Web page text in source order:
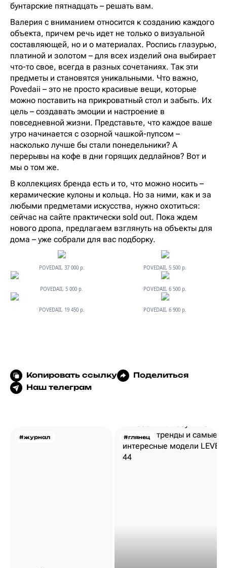
бунтарские пятнадцать – решать вам.
Валерия с вниманием относится к созданию каждого
объекта, причем речь идет не только о визуальной
составляющей, но и о материалах. Роспись глазурью,
платиной и золотом – для всех изделий она выбирает
что-то свое, всегда в разных сочетаниях. Так эти
предметы и становятся уникальными. Что важно,
Povedaii – это не просто красивые вещи, которые
можно поставить на прикроватный стол и забыть. Их
цель – создавать эмоции и настроение в
повседневной жизни. Представьте, что каждое ваше
утро начинается с озорной чашкой-пупсом –
насколько лучше бы стали понедельники? А
перерывы на кофе в дни горящих дедлайнов? Вот и
мы о том же.
В коллекциях бренда есть и то, что можно носить –
керамические кулоны и кольца. Но за ними, как и за
любыми предметами искусства, нужно охотиться:
сейчас на сайте практически sold out. Пока ждем
нового дропа, предлагаем взглянуть на объекты для
дома – уже собрали для вас подборку.
POVEDAII, 37 000 р. POVEDAII, 5 500 р.
POVEDAII, 5 000 р. POVEDAII, 6 500 р.
POVEDAII, 19 450 р. POVEDAII, 6 900 р.
Копировать ссылку
Поделиться
Наш телеграм
#журнал #глянец